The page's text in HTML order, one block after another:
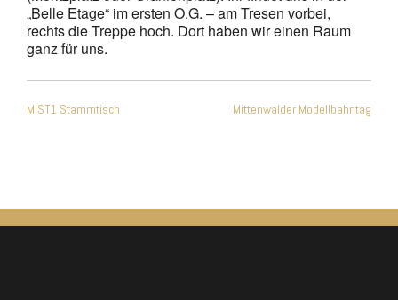
„Belle Etage“ im ersten O.G. – am Tresen vorbei,
rechts die Treppe hoch. Dort haben wir einen Raum
ganz für uns.
MIST1 Stammtisch Mittenwalder Modellbahntag